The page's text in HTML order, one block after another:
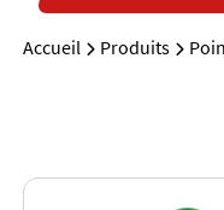
Accueil Produits